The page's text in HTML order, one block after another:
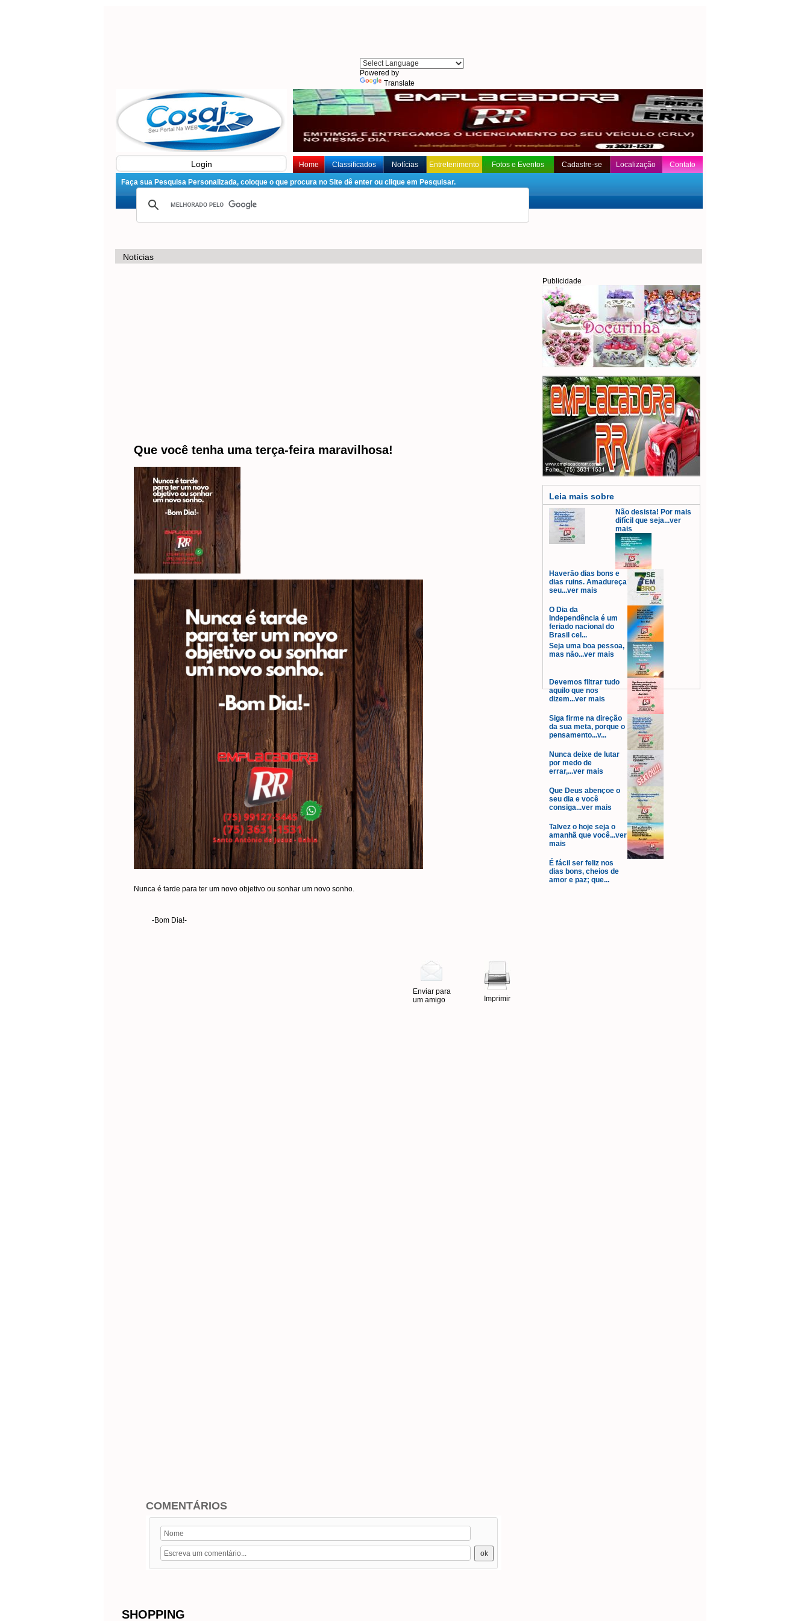
Powered by
Translate
Login Home Classificados Notícias Entretenimento Fotos e Eventos Cadastre-se Localização Contato
Faça sua Pesquisa Personalizada, coloque o que procura no Site dê enter ou clique em Pesquisar.
Notícias
Que você tenha uma terça-feira maravilhosa!
Nunca é tarde para ter um novo objetivo ou sonhar um novo sonho.
-Bom Dia!-
Enviar para
um amigo
Imprimir
Publicidade
Leia mais sobre
Não desista! Por mais
difícil que seja...ver
mais
Haverão dias bons e
dias ruins. Amadureça
seu...ver mais
O Dia da
Independência é um
feriado nacional do
Brasil cel...
Seja uma boa pessoa,
mas não...ver mais
Devemos filtrar tudo
aquilo que nos
dizem...ver mais
Siga firme na direção
da sua meta, porque o
pensamento...v...
Nunca deixe de lutar
por medo de
errar,...ver mais
Que Deus abençoe o
seu dia e você
consiga...ver mais
Talvez o hoje seja o
amanhã que você...ver
mais
É fácil ser feliz nos
dias bons, cheios de
amor e paz; que...
COMENTÁRIOS
SHOPPING